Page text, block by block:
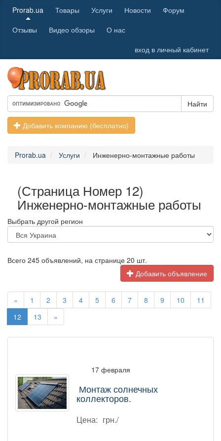
Prorab.ua Товары Услуги Новости
Форум
Отзывы
Видео обзоры
О нас
вход в личный кабинет
Найти
Добавить компанию (бесплатно)
Prorab.ua Услуги Инженерно-монтажные работы
(Страница Номер 12)
Инженерно-монтажные работы
Выбрать другой регион
Всего 245 объявлений, на странице 20 шт.
Добавить объявление
« 1 2 3 4 5 6 7 8 9 10
11
12
13 »
17 февраля
Монтаж солнечных
коллекторов.
Цена: грн./